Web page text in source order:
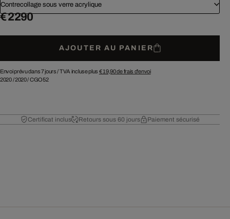
Contrecollage sous verre acrylique
€ 2 290
AJOUTER AU PANIER
Envoi prévu dans 7 jours /TVA incluse plus € 19,90de frais d'envoi
2020/2020/CGO52
Certificat inclus Retours sous 60 jours Paiement sécurisé